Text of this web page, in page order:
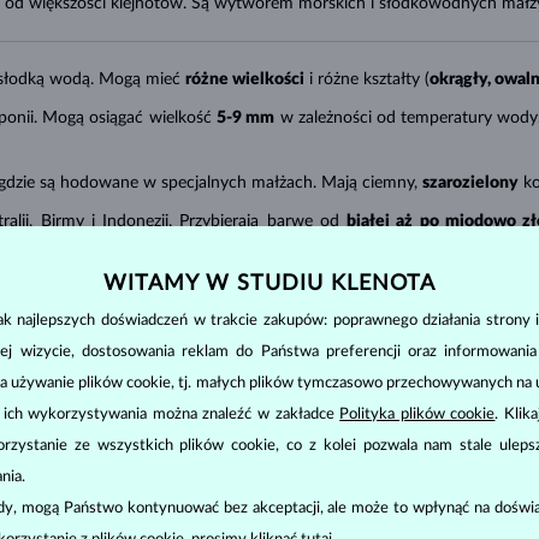
większości klejnotów. Są wytworem morskich i słodkowodnych
wodą. Mogą mieć różne wielkości i różne kształty (okrągły,
Mogą osiągać wielkość 5-9 mm w zależności od temperatury
są hodowane w specjalnych małżach. Mają ciemny, szarozielony
Birmy i Indonezji. Przybierają barwę od białej aż po miodowo
(co nie dotyczy tylko pereł barokowych), połysku, gładkości
jakość. Cena zwiększa się także wraz z ich rozmiarem
warto często ją zakładać. Jednak jej powierzchnia jest bardzo
na basen, do sauny czy nad morze. Czyścić można je tylko miękką
WITAMY W STUDIU KLENOTA
najlepszych doświadczeń w trakcie zakupów: poprawnego działania
wizycie, dostosowania reklam do Państwa preferencji oraz
używanie plików cookie, tj. małych plików tymczasowo przechowywanych na
wykorzystywania można znaleźć w zakładce Polityka plików cookie.
ze wszystkich plików cookie, co z kolei pozwala nam stale
mogą Państwo kontynuować bez akceptacji, ale może to wpłynąć na